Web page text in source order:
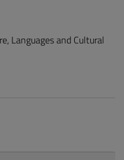
Languages and Cultural